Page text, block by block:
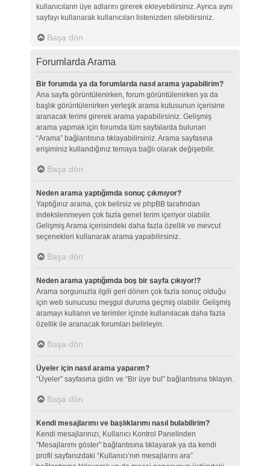
kullanıcıların üye adlarını girerek ekleyebilirsiniz. Ayrıca aynı
sayfayı kullanarak kullanıcıları listenizden silebilirsiniz.
Başa dön
Forumlarda Arama
Bir forumda ya da forumlarda nasıl arama yapabilirim?
Ana sayfa görüntülenirken, forum görüntülenirken ya da
başlık görüntülenirken yerleşik arama kutusunun içerisine
aranacak terimi girerek arama yapabilirsiniz. Gelişmiş
arama yapmak için forumda tüm sayfalarda bulunan
“Arama” bağlantısına tıklayabilirsiniz. Arama sayfasına
erişiminiz kullandığınız temaya bağlı olarak değişebilir.
Başa dön
Neden arama yaptığımda sonuç çıkmıyor?
Yaptığınız arama, çok belirsiz ve phpBB tarafından
indekslenmeyen çok fazla genel terim içeriyor olabilir.
Gelişmiş Arama içerisindeki daha fazla özellik ve mevcut
seçenekleri kullanarak arama yapabilirsiniz.
Başa dön
Neden arama yaptığımda boş bir sayfa çıkıyor!?
Arama sorgunuzla ilgili geri dönen çok fazla sonuç olduğu
için web sunucusu meşgul duruma geçmiş olabilir. Gelişmiş
aramayı kullanın ve terimler içinde kullanılacak daha fazla
özellik ile aranacak forumları belirleyin.
Başa dön
Üyeler için nasıl arama yaparım?
“Üyeler” sayfasına gidin ve “Bir üye bul” bağlantısına tıklayın.
Başa dön
Kendi mesajlarımı ve başlıklarımı nasıl bulabilirim?
Kendi mesajlarınızı, Kullanıcı Kontrol Panelinden
“Mesajlarımı göster” bağlantısına tıklayarak ya da kendi
profil sayfanızdaki “Kullanıcı’nın mesajlarını ara”